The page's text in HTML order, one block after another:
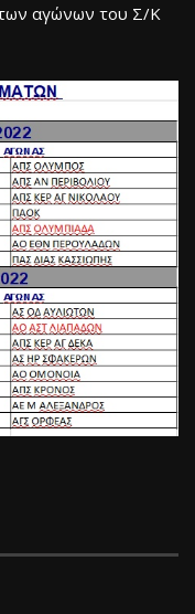
αγώνων του Σ/Κ